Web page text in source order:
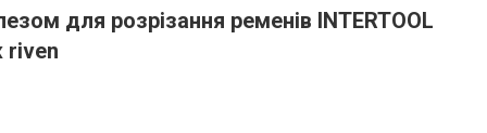
для розрізання ременів INTERTOOL
riven